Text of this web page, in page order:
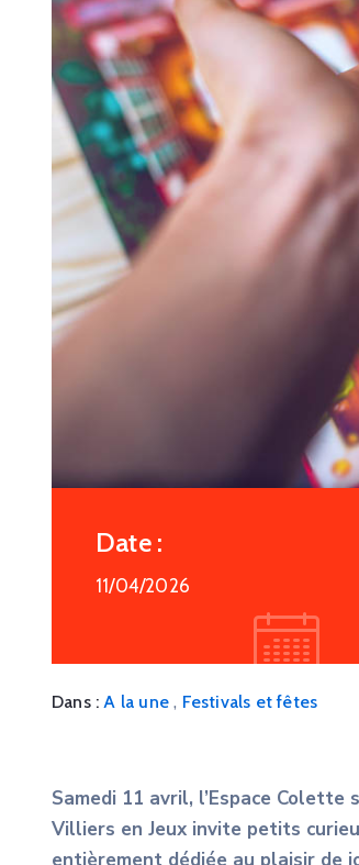
Date :
11/04/2026
Dans :A la une , Festivals et fêtes
Samedi 11 avril, l’Espace Colette
Villiers en Jeux invite petits